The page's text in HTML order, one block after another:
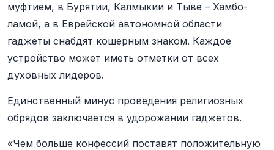
муфтием, в Бурятии, Калмыкии и Тыве – Хамбо-
ламой, а в Еврейской автономной области
гаджеты снабдят кошерным знаком. Каждое
устройство может иметь отметки от всех
духовных лидеров.
Единственный минус проведения религиозных
обрядов заключается в удорожании гаджетов.
«Чем больше конфессий поставят положительную